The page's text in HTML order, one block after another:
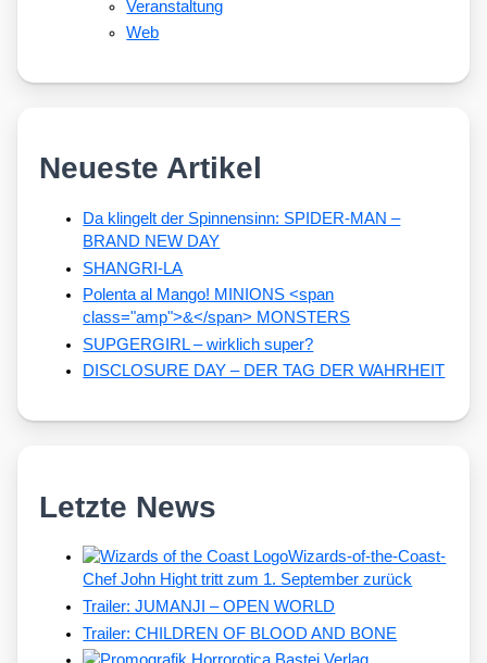
Veranstaltung
Web
Neueste Artikel
Da klingelt der Spinnensinn: SPIDER-MAN –
BRAND NEW DAY
SHANGRI-LA
Polenta al Mango! MINIONS <span
class="amp">&</span> MONSTERS
SUPGERGIRL – wirklich super?
DISCLOSURE DAY – DER TAG DER WAHRHEIT
Letzte News
Wizards-of-the-Coast-
Chef John Hight tritt zum 1. September zurück
Trailer: JUMANJI – OPEN WORLD
Trailer: CHILDREN OF BLOOD AND BONE